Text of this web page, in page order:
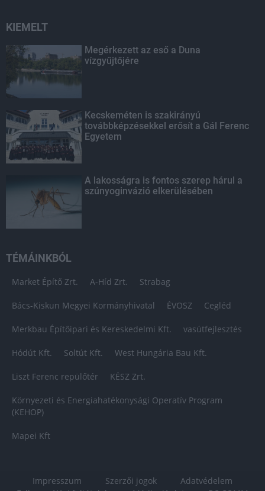
KIEMELT
Megérkezett az eső a Duna
vízgyűjtőjére
Kecskeméten is szakirányú
továbbképzésekkel erősít a Gál Ferenc
Egyetem
A lakosságra is fontos szerep hárul a
szúnyoginvázió elkerülésében
TÉMÁINKBÓL
Market Építő Zrt. A-Híd Zrt. Strabag
Bács-Kiskun Megyei Kormányhivatal ÉVOSZ Cegléd
Merkbau Építőipari és Kereskedelmi Kft. vasútfejlesztés
Hódút Kft. Soltút Kft. West Hungária Bau Kft.
Liszt Ferenc repülőtér KÉSZ Zrt.
Környezeti és Energiahatékonysági Operatív Program
(KEHOP)
Mapei Kft
Impresszum Szerzői jogok
Adatvédelem